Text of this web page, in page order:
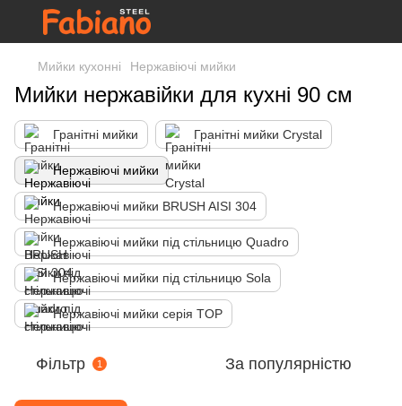
Мийки кухонні Нержавіючі мийки
Мийки нержавійки для кухні 90 см
Гранітні мийки Гранітні мийки Crystal
Нержавіючі мийки
Нержавіючі мийки BRUSH AISI 304
Нержавіючі мийки під стільницю Quadro
Нержавіючі мийки під стільницю Sola
Нержавіючі мийки серія TOP
Фільтр 1 За популярністю